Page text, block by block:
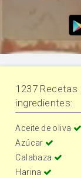
1237
ingredientes:
Aceite de oliva
Azúcar
Calabaza
Harina